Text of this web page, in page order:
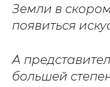
Земли в
появиться
А
большей